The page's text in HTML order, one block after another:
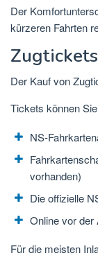
Der
kürzeren Fahrten
Der Kauf von
Tickets können
NS-
vorhanden)
Die offizielle
Online vor der
Für die meisten